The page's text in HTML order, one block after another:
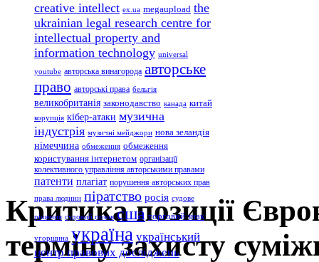
creative intellect ex.ua megaupload the
ukrainian legal research centre for
intellectual property and
information technology universal
youtube авторська винагорода авторське
право авторські права бельгія
великобританія законодавство канада китай
корупція кібер-атаки музична
індустрія музичні мейджори нова зеландія
німеччина обмеження обмеження
користування інтернетом організації
колективного управління авторськими правами
патенти плагіат порушення авторських прав
права людини піратство росія судове
рішення судовий позов сша торговий знак
угорщина україна український
центр правових досліджень
Критика позиції
терміну захисту